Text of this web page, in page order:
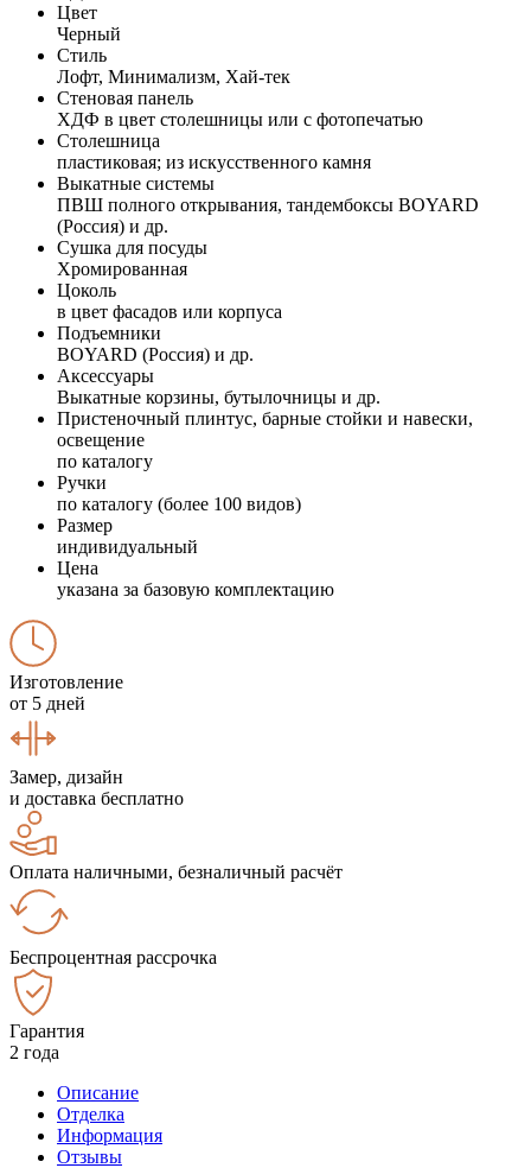
Цвет
Черный
Стиль
Лофт, Минимализм, Хай-тек
Стеновая панель
ХДФ в цвет столешницы или с фотопечатью
Столешница
пластиковая; из искусственного камня
Выкатные системы
ПВШ полного открывания, тандембоксы BOYARD
(Россия) и др.
Сушка для посуды
Хромированная
Цоколь
в цвет фасадов или корпуса
Подъемники
BOYARD (Россия) и др.
Аксессуары
Выкатные корзины, бутылочницы и др.
Пристеночный плинтус, барные стойки и навески,
освещение
по каталогу
Ручки
по каталогу (более 100 видов)
Размер
индивидуальный
Цена
указана за базовую комплектацию
Изготовление
от 5 дней
Замер, дизайн
и доставка бесплатно
Оплата наличными, безналичный расчёт
Беспроцентная рассрочка
Гарантия
2 года
Описание
Отделка
Информация
Отзывы